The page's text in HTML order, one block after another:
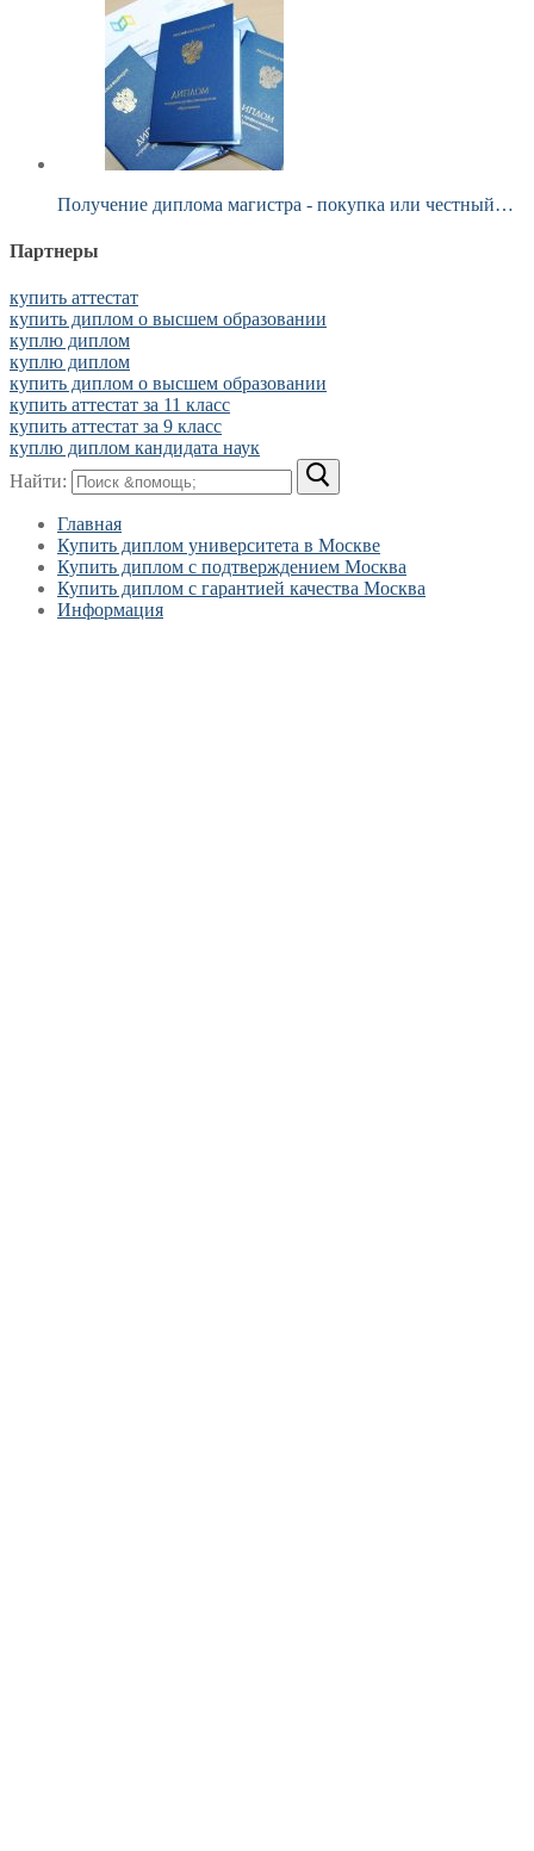
Получение диплома магистра - покупка или честный…
Партнеры
купить аттестат
купить диплом о высшем образовании
куплю диплом
куплю диплом
купить диплом о высшем образовании
купить аттестат за 11 класс
купить аттестат за 9 класс
куплю диплом кандидата наук
Найти:
Главная
Купить диплом университета в Москве
Купить диплом с подтверждением Москва
Купить диплом с гарантией качества Москва
Информация